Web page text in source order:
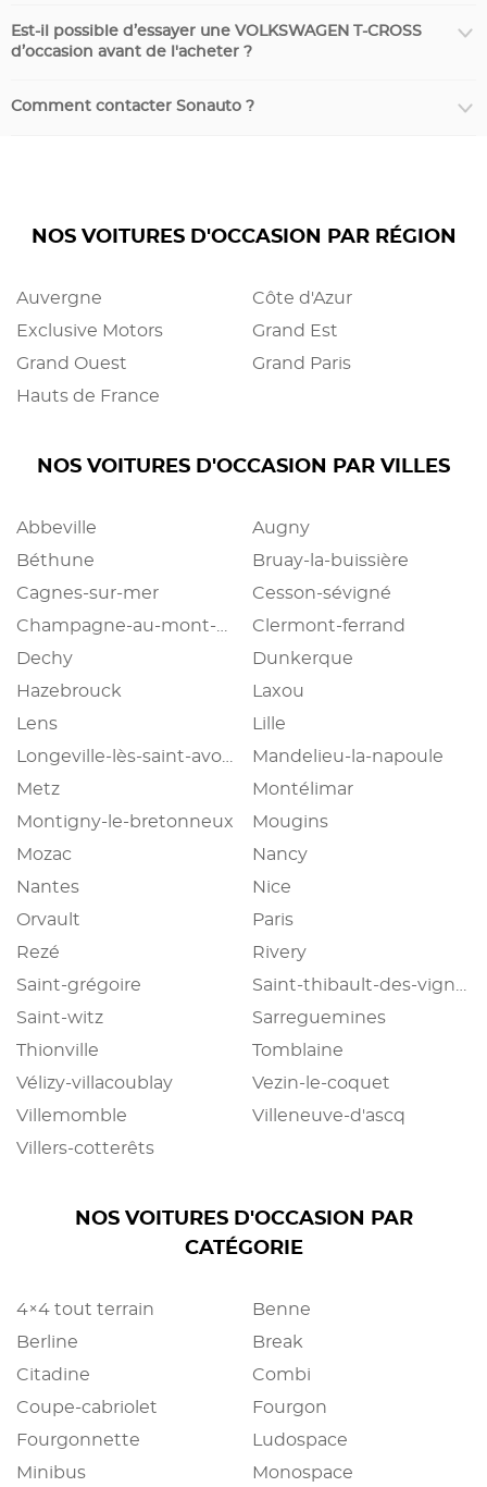
Est-il possible d’essayer une VOLKSWAGEN T-CROSS
d’occasion avant de l'acheter ?
Comment contacter Sonauto ?
NOS VOITURES D'OCCASION PAR RÉGION
Auvergne
Côte d'Azur
Exclusive Motors
Grand Est
Grand Ouest
Grand Paris
Hauts de France
NOS VOITURES D'OCCASION PAR VILLES
Abbeville
Augny
Béthune
Bruay-la-buissière
Cagnes-sur-mer
Cesson-sévigné
Clermont-ferrand
Dechy
Dunkerque
Hazebrouck
Laxou
Lens
Lille
Mandelieu-la-napoule
Metz
Montélimar
Montigny-le-bretonneux
Mougins
Mozac
Nancy
Nantes
Nice
Orvault
Paris
Rezé
Rivery
Saint-grégoire
Saint-witz
Sarreguemines
Thionville
Tomblaine
Vélizy-villacoublay
Vezin-le-coquet
Villemomble
Villeneuve-d'ascq
Villers-cotterêts
NOS VOITURES D'OCCASION PAR
CATÉGORIE
4×4 tout terrain
Benne
Berline
Break
Citadine
Combi
Coupe-cabriolet
Fourgon
Fourgonnette
Ludospace
Minibus
Monospace